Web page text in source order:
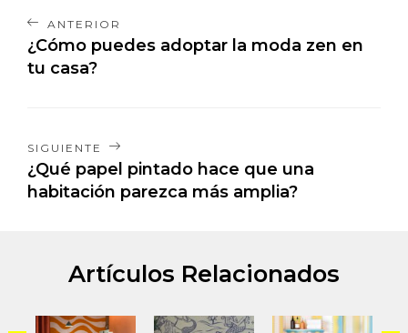
ANTERIOR
¿Cómo puedes adoptar la moda zen en
tu casa?
SIGUIENTE
¿Qué papel pintado hace que una
habitación parezca más amplia?
Artículos Relacionados